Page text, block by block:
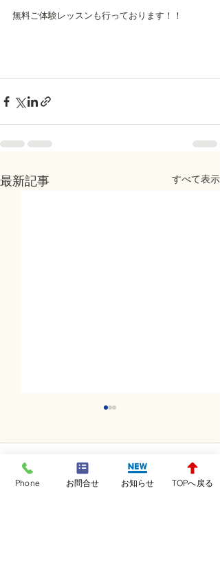
無料ご体験レッスンも行っております！！
最新記事 すべて表示
コメント
Phone お問合せ お知らせ TOPへ戻る